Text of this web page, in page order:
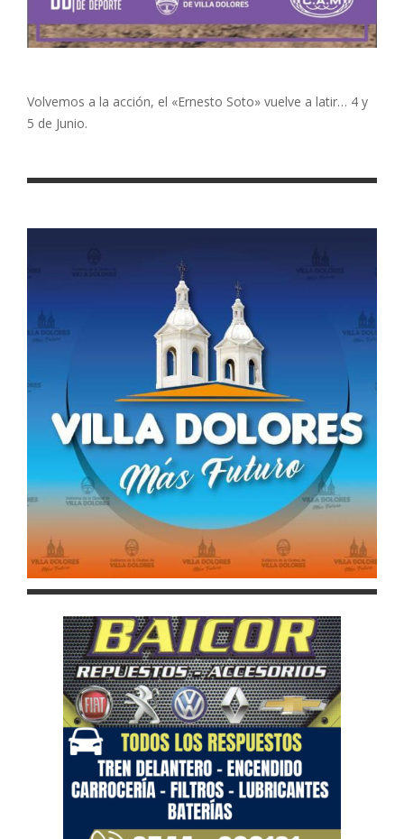
Volvemos a la acción, el «Ernesto Soto» vuelve a latir… 4 y
5 de Junio.